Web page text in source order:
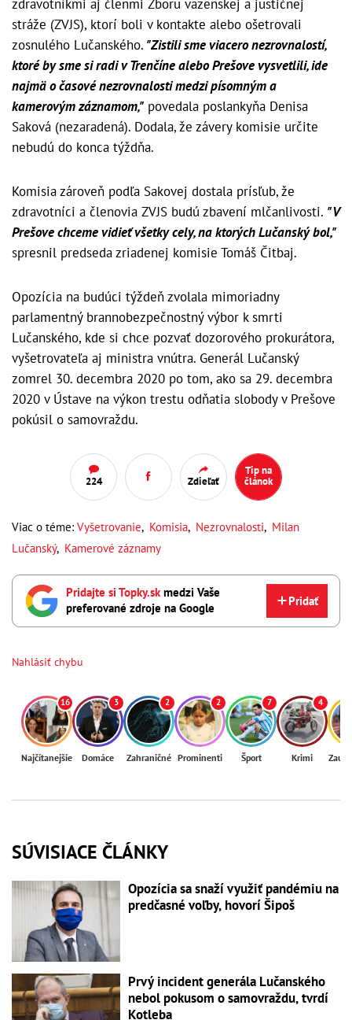
zdravotníkmi aj členmi Zboru väzenskej a justičnej
stráže (ZVJS), ktorí boli v kontakte alebo ošetrovali
zosnulého Lučanského. "Zistili sme viacero nezrovnalostí,
ktoré by sme si radi v Trenčíne alebo Prešove vysvetlili, ide
najmä o časové nezrovnalosti medzi písomným a
kamerovým záznamom," povedala poslankyňa Denisa
Saková (nezaradená). Dodala, že závery komisie určite
nebudú do konca týždňa.
Komisia zároveň podľa Sakovej dostala prísľub, že
zdravotníci a členovia ZVJS budú zbavení mlčanlivosti. "V
Prešove chceme vidieť všetky cely, na ktorých Lučanský bol,"
spresnil predseda zriadenej komisie Tomáš Čitbaj.
Opozícia na budúci týždeň zvolala mimoriadny
parlamentný brannobezpečnostný výbor k smrti
Lučanského, kde si chce pozvať dozorového prokurátora,
vyšetrovateľa aj ministra vnútra. Generál Lučanský
zomrel 30. decembra 2020 po tom, ako sa 29. decembra
2020 v Ústave na výkon trestu odňatia slobody v Prešove
pokúsil o samovraždu.
224 Zdieľať
Tip na
článok
Viac o téme: Vyšetrovanie, Komisia, Nezrovnalosti, Milan
Lučanský, Kamerové záznamy
Pridajte si Topky.skmedzi Vaše
preferované zdroje na Google
Pridať
Nahlásiť chybu
16
Najčítanejšie
3
Domáce
2
Zahraničné
2
Prominenti
7
Šport
4
Krimi
SÚVISIACE ČLÁNKY
Opozícia sa snaží využiť pandémiu na
predčasné voľby, hovorí Šipoš
Prvý incident generála Lučanského
nebol pokusom o samovraždu, tvrdí
Kotleba